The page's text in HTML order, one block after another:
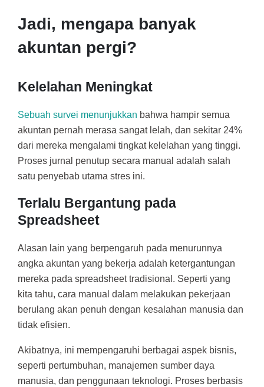
Jadi, mengapa banyak
akuntan pergi?
Kelelahan Meningkat
Sebuah survei menunjukkan bahwa hampir semua
akuntan pernah merasa sangat lelah, dan sekitar 24%
dari mereka mengalami tingkat kelelahan yang tinggi.
Proses jurnal penutup secara manual adalah salah
satu penyebab utama stres ini.
Terlalu Bergantung pada
Spreadsheet
Alasan lain yang berpengaruh pada menurunnya
angka akuntan yang bekerja adalah ketergantungan
mereka pada spreadsheet tradisional. Seperti yang
kita tahu, cara manual dalam melakukan pekerjaan
berulang akan penuh dengan kesalahan manusia dan
tidak efisien.
Akibatnya, ini mempengaruhi berbagai aspek bisnis,
seperti pertumbuhan, manajemen sumber daya
manusia, dan penggunaan teknologi. Proses berbasis